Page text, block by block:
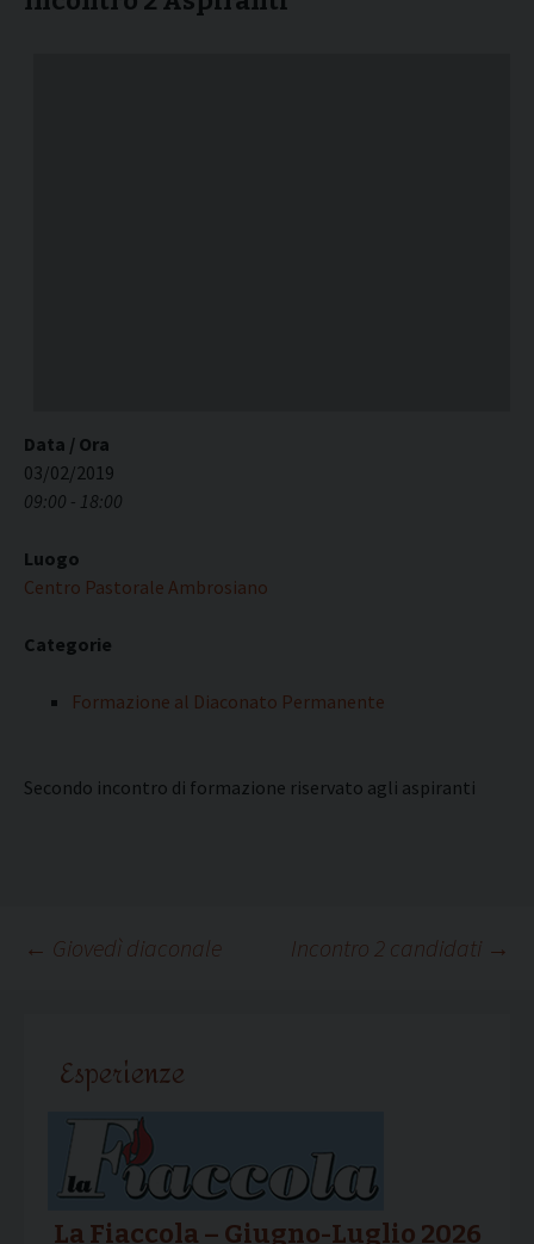
Data / Ora
03/02/2019
09:00 - 18:00
Luogo
Centro Pastorale Ambrosiano
Categorie
Formazione al Diaconato Permanente
Secondo incontro di formazione riservato agli aspiranti
Navigazione
← Giovedì diaconale Incontro 2 candidati →
Esperienze
La Fiaccola – Giugno-Luglio 2026